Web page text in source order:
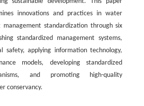
innovations and practices in water
management standardization through six
standardized management systems,
safety, applying information technology,
models, developing standardized
and promoting high-quality
conservancy.